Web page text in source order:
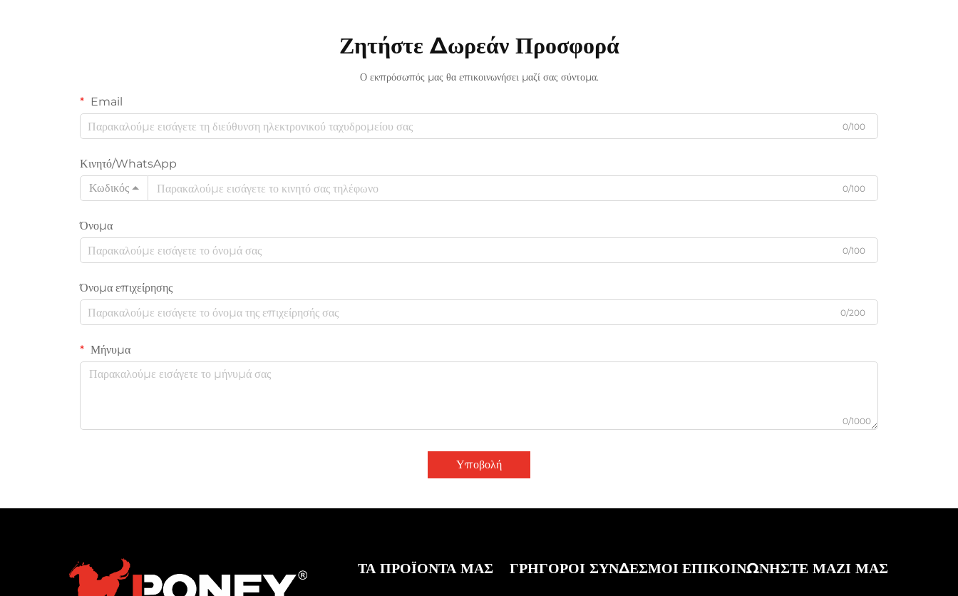
Ζητήστε Δωρεάν Προσφορά
Ο εκπρόσωπός μας θα επικοινωνήσει μαζί σας σύντομα.
Email
0/100
Κινητό/WhatsApp
Κωδικός
0/100
Όνομα
0/100
Όνομα επιχείρησης
0/200
Μήνυμα
0/1000
Υποβολή
ΤΑ ΠΡΟΪΌΝΤΑ ΜΑΣ ΓΡΉΓΟΡΟΙ ΣΎΝΔΕΣΜΟΙ ΕΠΙΚΟΙΝΩΝΗΣΤΕ ΜΑΖΙ ΜΑΣ